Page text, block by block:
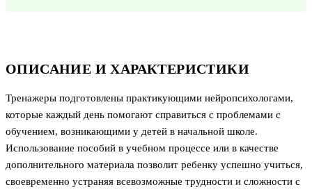
ОПИСАНИЕ И ХАРАКТЕРИСТИКИ
Тренажеры подготовлены практикующими нейропсихологами,
которые каждый день помогают справиться с проблемами с
обучением, возникающими у детей в начальной школе.
Использование пособий в учебном процессе или в качестве
дополнительного материала позволит ребенку успешно учиться,
своевременно устраняя всевозможные трудности и сложности с